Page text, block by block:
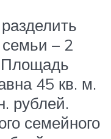
– 2
Площадь
45 кв. м.
рублей.
семейного